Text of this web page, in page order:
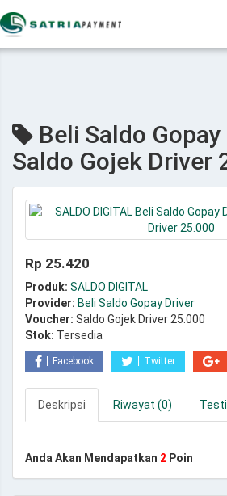
Beli Saldo
Saldo Gojek Driver
Rp 25.420
Produk: SALDO DIGITAL
Provider: Beli Saldo Gopay Driver
Voucher: Saldo Gojek Driver 25.000
Stok: Tersedia
Facebook Twitter
Deskripsi Riwayat (0)
Anda Akan Mendapatkan 2 Poin